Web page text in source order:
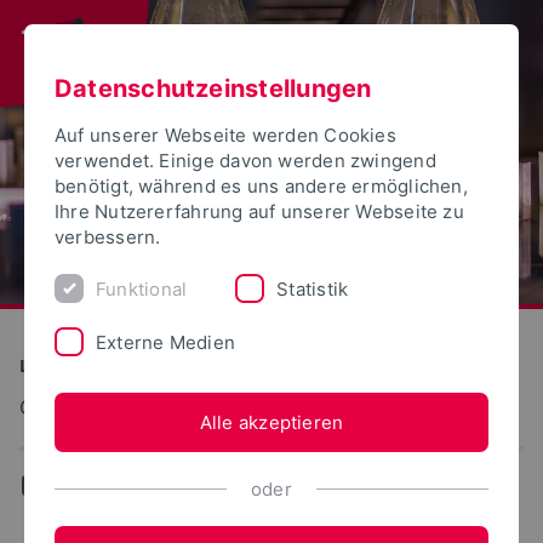
Landwirtschaft, Lebensmittel, Gesundheit
Getränketechnologie
... Reinraum und Fermentation
Datenschutzeinstellungen
Auf unserer Webseite werden Cookies
verwendet. Einige davon werden zwingend
benötigt, während es uns andere ermöglichen,
Ihre Nutzererfahrung auf unserer Webseite zu
verbessern.
Funktional Statistik
Externe Medien
Alle akzeptieren
oder